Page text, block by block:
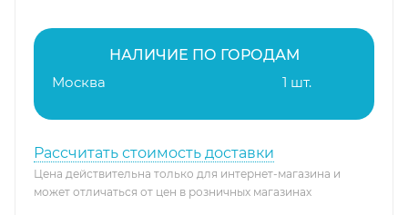
НАЛИЧИЕ ПО ГОРОДАМ
Москва
1 шт.
Рассчитать стоимость доставки
Цена действительна только для интернет-магазина и
может отличаться от цен в розничных магазинах